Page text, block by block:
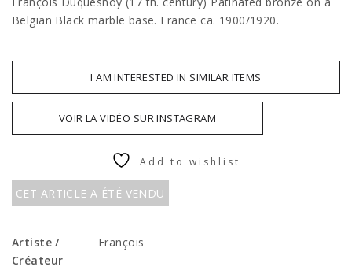
Belgian Black marble base. France ca. 1900/1920.
I AM INTERESTED IN SIMILAR ITEMS
CET ARTICLE A ÉTÉ VENDU
VOIR LA VIDÉO SUR INSTAGRAM
Add to wishlist
Artiste /
Créateur
François